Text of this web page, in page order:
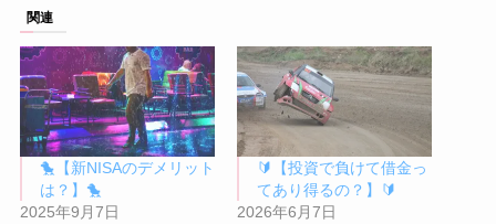
関連
🐤【新NISAのデメリット
は？】🐤
2025年9月7日
🔰【投資で負けて借金っ
てあり得るの？】🔰
2026年6月7日